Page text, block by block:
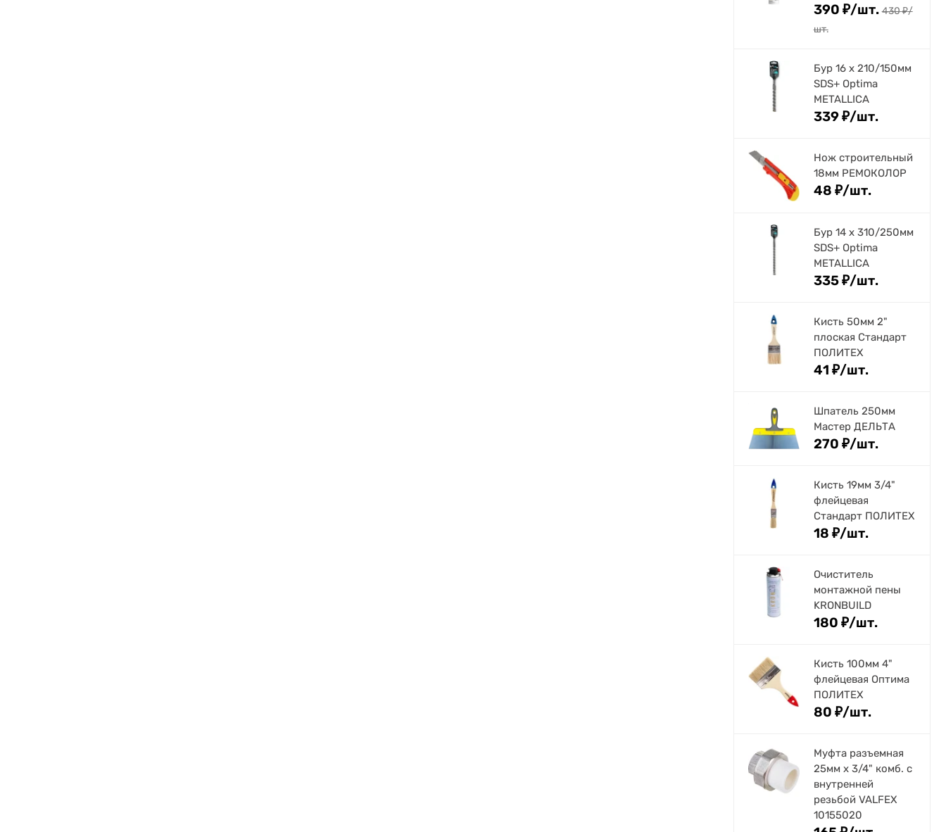
390 ₽/шт. 430₽/
шт.
Бур 16 х 210/150мм
SDS+ Optima
METALLICA
339₽/шт.
Нож строительный
18мм РЕМОКОЛОР
48 ₽/шт.
Бур 14 х 310/250мм
SDS+ Optima
METALLICA
335₽/шт.
Кисть 50мм 2"
плоская Стандарт
ПОЛИТЕХ
41 ₽/шт.
Шпатель 250мм
Мастер ДЕЛЬТА
270 ₽/шт.
Кисть 19мм 3/4"
флейцевая
Стандарт ПОЛИТЕХ
18 ₽/шт.
Очиститель
монтажной пены
KRONBUILD
180 ₽/шт.
Кисть 100мм 4"
флейцевая Оптима
ПОЛИТЕХ
80 ₽/шт.
Муфта разъемная
25мм х 3/4" комб. с
внутренней
резьбой VALFEX
10155020